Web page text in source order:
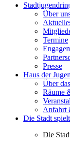
Über
Termine
Presse
Haus der
Über
Räume
Anfahrt
Die Stadt spielt
Die